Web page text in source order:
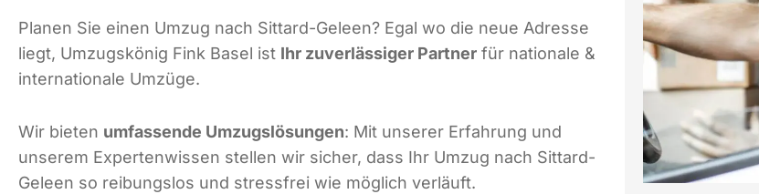
Planen Sie einen Umzug nach Sittard-Geleen? Egal wo die neue Adresse
liegt, Umzugskönig Fink Basel ist Ihr zuverlässiger Partner für nationale &
internationale Umzüge.
Wir bieten umfassende Umzugslösungen: Mit unserer Erfahrung und
unserem Expertenwissen stellen wir sicher, dass Ihr Umzug nach Sittard-
Geleen so reibungslos und stressfrei wie möglich verläuft.